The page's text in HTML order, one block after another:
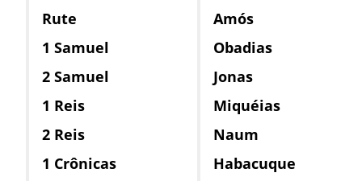
Rute
1 Samuel
2 Samuel
1 Reis
2 Reis
1 Crônicas
Amós
Obadias
Jonas
Miquéias
Naum
Habacuque